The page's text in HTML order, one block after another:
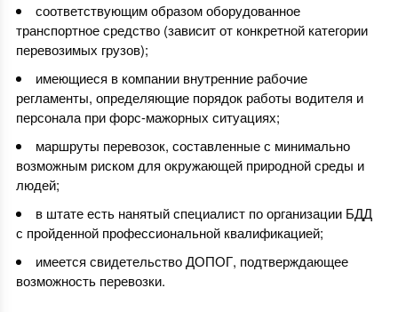
соответствующим образом оборудованное
транспортное средство (зависит от конкретной категории
перевозимых грузов);
имеющиеся в компании внутренние рабочие
регламенты, определяющие порядок работы водителя и
персонала при форс-мажорных ситуациях;
маршруты перевозок, составленные с минимально
возможным риском для окружающей природной среды и
людей;
в штате есть нанятый специалист по организации БДД
с пройденной профессиональной квалификацией;
имеется свидетельство ДОПОГ, подтверждающее
возможность перевозки.